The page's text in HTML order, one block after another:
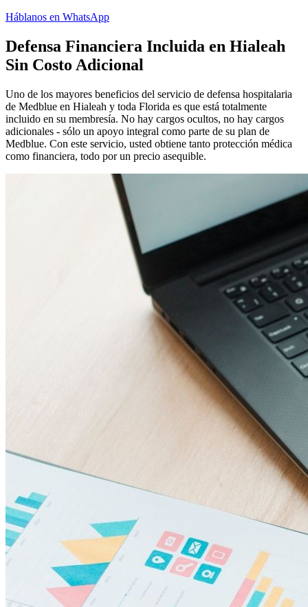
Háblanos en WhatsApp
Defensa Financiera Incluida en Hialeah
Sin Costo Adicional
Uno de los mayores beneficios del servicio de defensa hospitalaria
de Medblue en Hialeah y toda Florida es que está totalmente
incluido en su membresía. No hay cargos ocultos, no hay cargos
adicionales - sólo un apoyo integral como parte de su plan de
Medblue. Con este servicio, usted obtiene tanto protección médica
como financiera, todo por un precio asequible.